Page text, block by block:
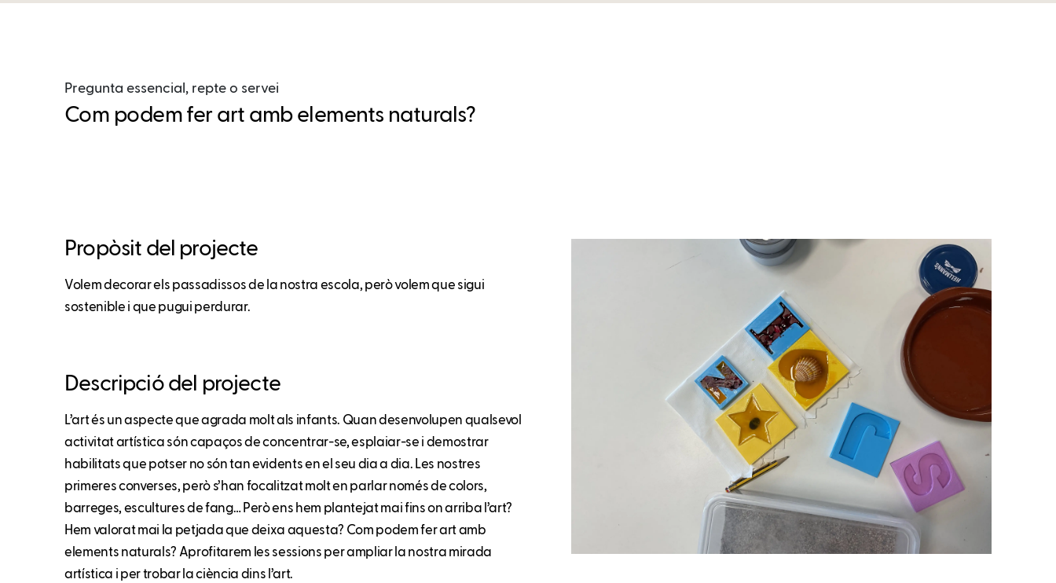
Pregunta essencial, repte o servei
Com podem fer art amb elements naturals?
Propòsit del projecte
Volem decorar els passadissos de la nostra escola, però volem que sigui
sostenible i que pugui perdurar.
Descripció del projecte
L’art és un aspecte que agrada molt als infants. Quan desenvolupen qualsevol
activitat artística són capaços de concentrar-se, esplaiar-se i demostrar
habilitats que potser no són tan evidents en el seu dia a dia. Les nostres
primeres converses, però s’han focalitzat molt en parlar només de colors,
barreges, escultures de fang… Però ens hem plantejat mai fins on arriba l’art?
Hem valorat mai la petjada que deixa aquesta? Com podem fer art amb
elements naturals? Aprofitarem les sessions per ampliar la nostra mirada
artística i per trobar la ciència dins l’art.